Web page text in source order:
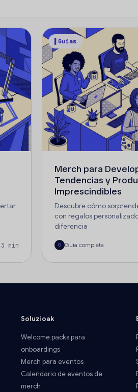
min
▌Guías
Merch para
Tendencias y
Imprescindibles
Descubre cómo
con regalos
diferencia
G Guía completa
Soluzioak
Welcome packs para
onboardings
Merch para eventos
Calendario de eventos de
merch